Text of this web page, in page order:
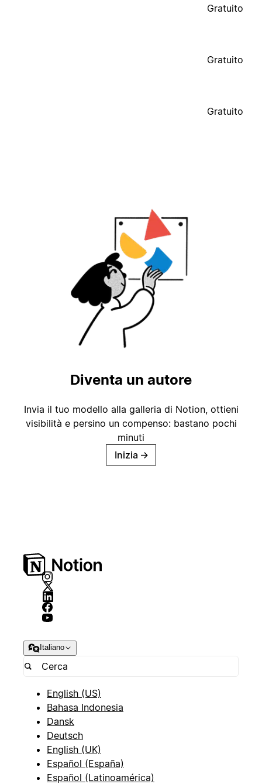
Gratuito
Gratuito
Gratuito
Diventa un autore
Invia il tuo modello alla galleria di Notion, ottieni
visibilità e persino un compenso: bastano pochi
minuti
Inizia →
Italiano
English (US)
Bahasa Indonesia
Dansk
Deutsch
English (UK)
Español (España)
Español (Latinoamérica)